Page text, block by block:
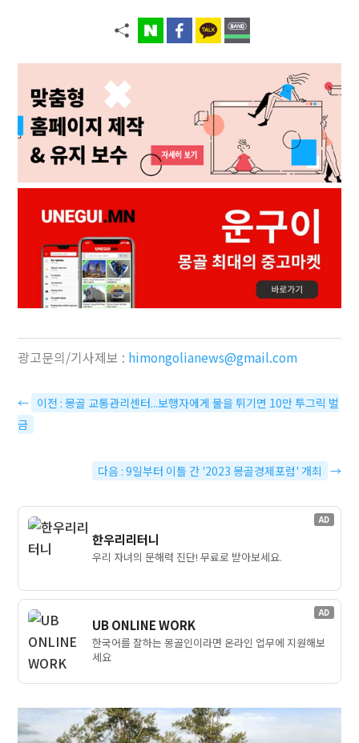
광고문의/기사제보 : himongolianews@gmail.com
← 이전 : 몽골 교통관리센터...보행자에게 물을 튀기면 10만 투그릭 벌
금
다음 : 9일부터 이틀 간 '2023 몽골경제포럼' 개최 →
AD
한우리리터니
우리 자녀의 문해력 진단! 무료로 받아보세요.
AD
UB ONLINE WORK
한국어를 잘하는 몽골인이라면 온라인 업무에 지원해보
세요